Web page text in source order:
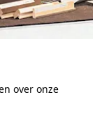
over onze